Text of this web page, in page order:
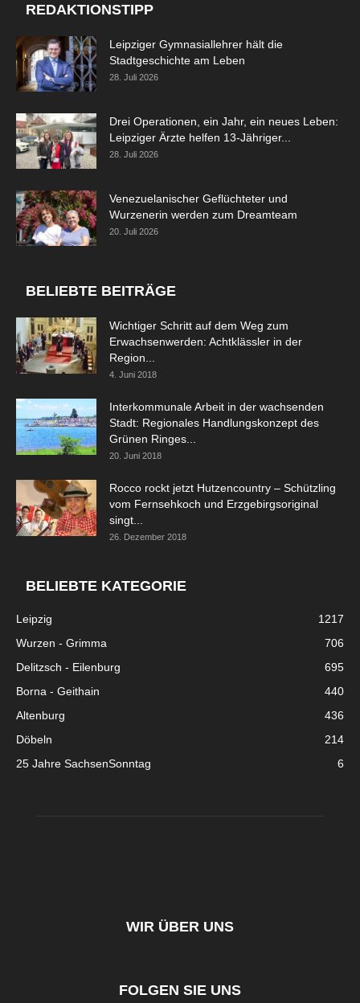
REDAKTIONSTIPP
Leipziger Gymnasiallehrer hält die
Stadtgeschichte am Leben
28. Juli 2026
Drei Operationen, ein Jahr, ein neues Leben:
Leipziger Ärzte helfen 13-Jähriger...
28. Juli 2026
Venezuelanischer Geflüchteter und
Wurzenerin werden zum Dreamteam
20. Juli 2026
BELIEBTE BEITRÄGE
Wichtiger Schritt auf dem Weg zum
Erwachsenwerden: Achtklässler in der
Region...
4. Juni 2018
Interkommunale Arbeit in der wachsenden
Stadt: Regionales Handlungskonzept des
Grünen Ringes...
20. Juni 2018
Rocco rockt jetzt Hutzencountry – Schützling
vom Fernsehkoch und Erzgebirgsoriginal
singt...
26. Dezember 2018
BELIEBTE KATEGORIE
Leipzig
1217
Wurzen - Grimma
706
Delitzsch - Eilenburg
695
Borna - Geithain
440
Altenburg
436
Döbeln
214
25 Jahre SachsenSonntag
6
WIR ÜBER UNS
FOLGEN SIE UNS